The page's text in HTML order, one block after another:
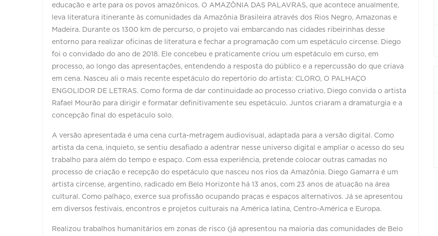
educação e arte para os povos amazônicos. O AMAZÔNIA DAS PALAVRAS, que acontece anualmente,
leva literatura itinerante às comunidades da Amazônia Brasileira através dos Rios Negro, Amazonas e
Madeira. Durante os 1300 km de percurso, o projeto vai embarcando nas cidades ribeirinhas desse
entorno para realizar oficinas de literatura e fechar a programação com um espetáculo circense. Diego
foi o convidado do ano de 2018. Ele concebeu e praticamente criou um espetáculo em curso, em
processo, ao longo das apresentações, entendendo a resposta do público e a repercussão do que criava
em cena. Nasceu ali o mais recente espetáculo do repertório do artista: CLORO, O PALHAÇO
ENGOLIDOR DE LETRAS. Como forma de dar continuidade ao processo criativo, Diego convida o artista
Rafael Mourão para dirigir e formatar definitivamente seu espetáculo. Juntos criaram a dramaturgia e a
concepção final do espetáculo solo.
A versão apresentada é uma cena curta-metragem audiovisual, adaptada para a versão digital. Como
artista da cena, inquieto, se sentiu desafiado a adentrar nesse universo digital e ampliar o acesso do seu
trabalho para além do tempo e espaço. Com essa experiência, pretende colocar outras camadas no
processo de criação e recepção do espetáculo que nasceu nos rios da Amazônia. Diego Gamarra é um
artista circense, argentino, radicado em Belo Horizonte há 13 anos, com 23 anos de atuação na área
cultural. Como palhaço, exerce sua profissão ocupando praças e espaços alternativos. Já se apresentou
em diversos festivais, encontros e projetos culturais na América latina, Centro-América e Europa.
Realizou trabalhos humanitários em zonas de risco (já apresentou na maioria das comunidades de Belo